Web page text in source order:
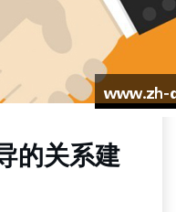
的关系建